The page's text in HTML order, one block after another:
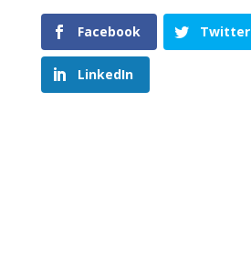
Facebook Twitter
LinkedIn